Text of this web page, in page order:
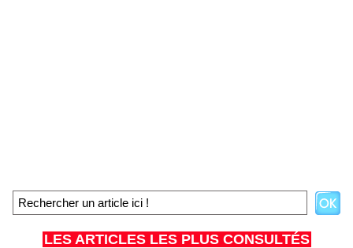
LES ARTICLES LES PLUS CONSULTÉS